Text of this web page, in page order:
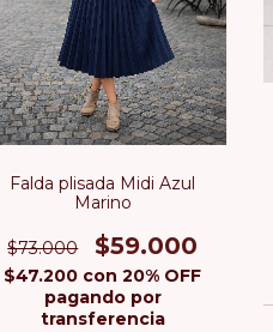
Falda plisada Midi Azul
Marino
$73.000 $59.000
$47.200 con 20% OFF
pagando por
transferencia